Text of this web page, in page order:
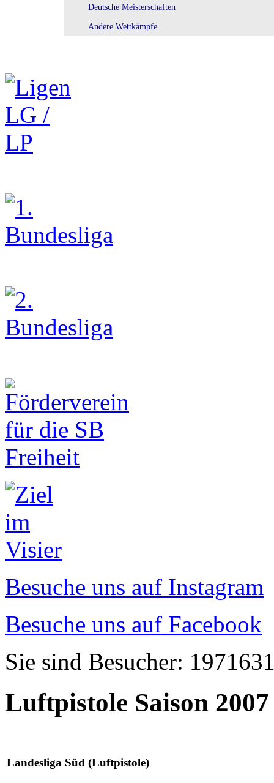
Deutsche Meisterschaften
Andere Wettkämpfe
Besuche uns auf Instagram
Besuche uns auf Facebook
Sie sind Besucher:
Luftpistole Saison 2007
Landesliga Süd (Luftpistole)